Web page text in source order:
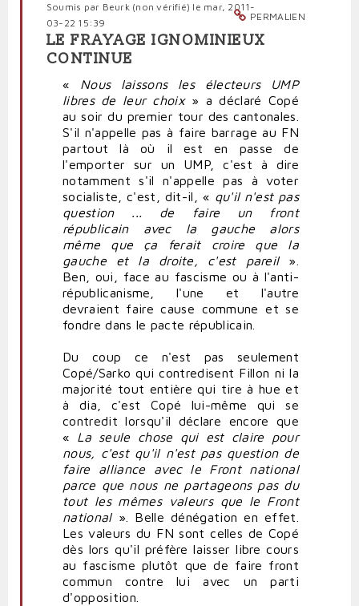
vérifié)
PERMALIEN
Soumis par Beurk (non vérifié) le mar, 2011-
03-22 15:39
LE FRAYAGE IGNOMINIEUX
CONTINUE
« Nous laissons les électeurs UMP
libres de leur choix » a déclaré Copé
au soir du premier tour des cantonales.
S'il n'appelle pas à faire barrage au FN
partout là où il est en passe de
l'emporter sur un UMP, c'est à dire
notamment s'il n'appelle pas à voter
socialiste, c'est, dit-il, « qu'il n'est pas
question ... de faire un front
républicain avec la gauche alors
même que ça ferait croire que la
gauche et la droite, c'est pareil ».
Ben, oui, face au fascisme ou à l'anti-
républicanisme, l'une et l'autre
devraient faire cause commune et se
fondre dans le pacte républicain.
Du coup ce n'est pas seulement
Copé/Sarko qui contredisent Fillon ni la
majorité tout entière qui tire à hue et
à dia, c'est Copé lui-même qui se
contredit lorsqu'il déclare encore que
« La seule chose qui est claire pour
nous, c'est qu'il n'est pas question de
faire alliance avec le Front national
parce que nous ne partageons pas du
tout les mêmes valeurs que le Front
national ». Belle dénégation en effet.
Les valeurs du FN sont celles de Copé
dès lors qu'il préfère laisser libre cours
au fascisme plutôt que de faire front
commun contre lui avec un parti
d'opposition.